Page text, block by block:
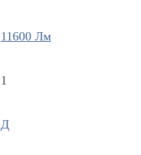
11600 Лм
1
Д